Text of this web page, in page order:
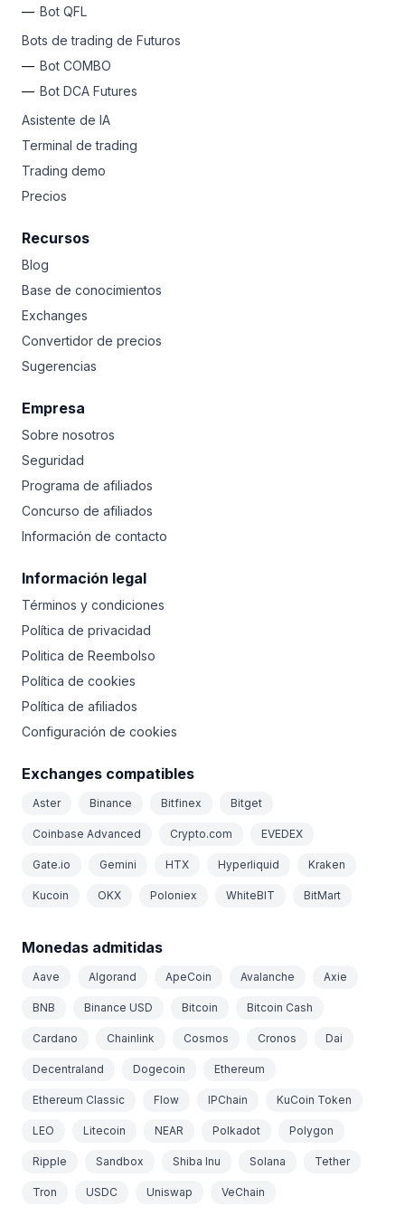
Bot QFL
Bots de trading de Futuros
Bot COMBO
Bot DCA Futures
Asistente de IA
Terminal de trading
Trading demo
Precios
Recursos
Blog
Base de conocimientos
Exchanges
Convertidor de precios
Sugerencias
Empresa
Sobre nosotros
Seguridad
Programa de afiliados
Concurso de afiliados
Información de contacto
Información legal
Términos y condiciones
Política de privacidad
Politica de Reembolso
Política de cookies
Política de afiliados
Configuración de cookies
Exchanges compatibles
Aster Binance Bitfinex Bitget
Coinbase Advanced Crypto.com EVEDEX
Gate.io Gemini HTX Hyperliquid Kraken
Kucoin OKX Poloniex WhiteBIT BitMart
Monedas admitidas
Aave Algorand ApeCoin Avalanche Axie
BNB Binance USD Bitcoin Bitcoin Cash
Cardano Chainlink Cosmos Cronos Dai
Decentraland Dogecoin Ethereum
Ethereum Classic Flow IPChain KuCoin Token
LEO Litecoin NEAR Polkadot Polygon
Ripple Sandbox Shiba Inu Solana Tether
Tron USDC Uniswap VeChain